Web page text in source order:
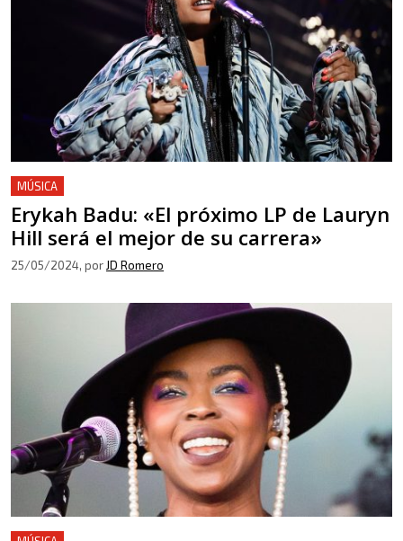
MÚSICA
Erykah Badu: «El próximo LP de Lauryn
Hill será el mejor de su carrera»
25/05/2024, por JD Romero